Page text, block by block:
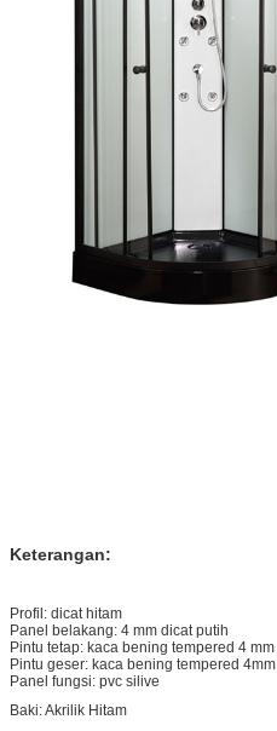
Keterangan:
Profil: dicat hitam
Panel belakang: 4 mm dicat putih
Pintu tetap: kaca bening tempered 4 mm
Pintu geser: kaca bening tempered 4mm
Panel fungsi: pvc silive
Baki: Akrilik Hitam